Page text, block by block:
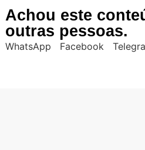
Achou este
outras pessoas.
WhatsApp Facebook